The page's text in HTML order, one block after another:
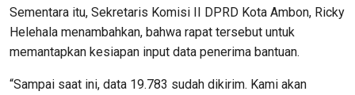
Sementara itu, Sekretaris Komisi II DPRD Kota Ambon, Ricky
Helehala menambahkan, bahwa rapat tersebut untuk
memantapkan kesiapan input data penerima bantuan.
“Sampai saat ini, data 19.783 sudah dikirim. Kami akan